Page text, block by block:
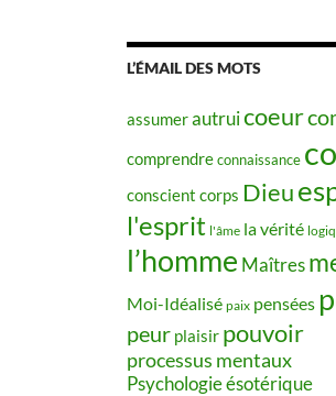
L’ÉMAIL DES MOTS
assumerautruicoeur
comprendreconnaissance
conscient corps Dieu
l'esprit l'âme la vérité
l’homme Maîtres
Moi-Idéalisé paix pensées
peur plaisir pouvoir
processus mentaux
Psychologie ésotérique